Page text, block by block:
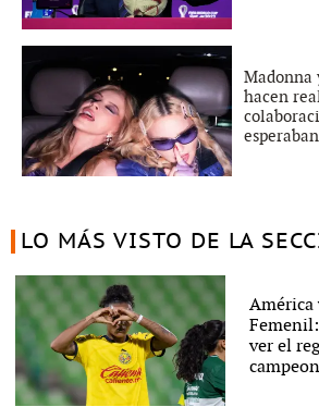
Madonna
hacen
esperaban
LO MÁS VISTO DE LA
América
ver el